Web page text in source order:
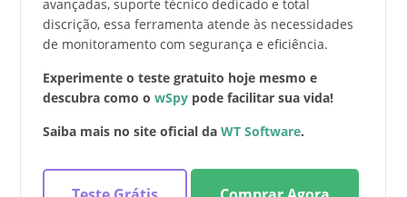
avançadas, suporte técnico dedicado e total
discrição, essa ferramenta atende às necessidades
de monitoramento com segurança e eficiência.
Experimente o teste gratuito hoje mesmo e
descubra como o wSpypode facilitar sua vida!
Saiba mais no site oficial da WT Software.